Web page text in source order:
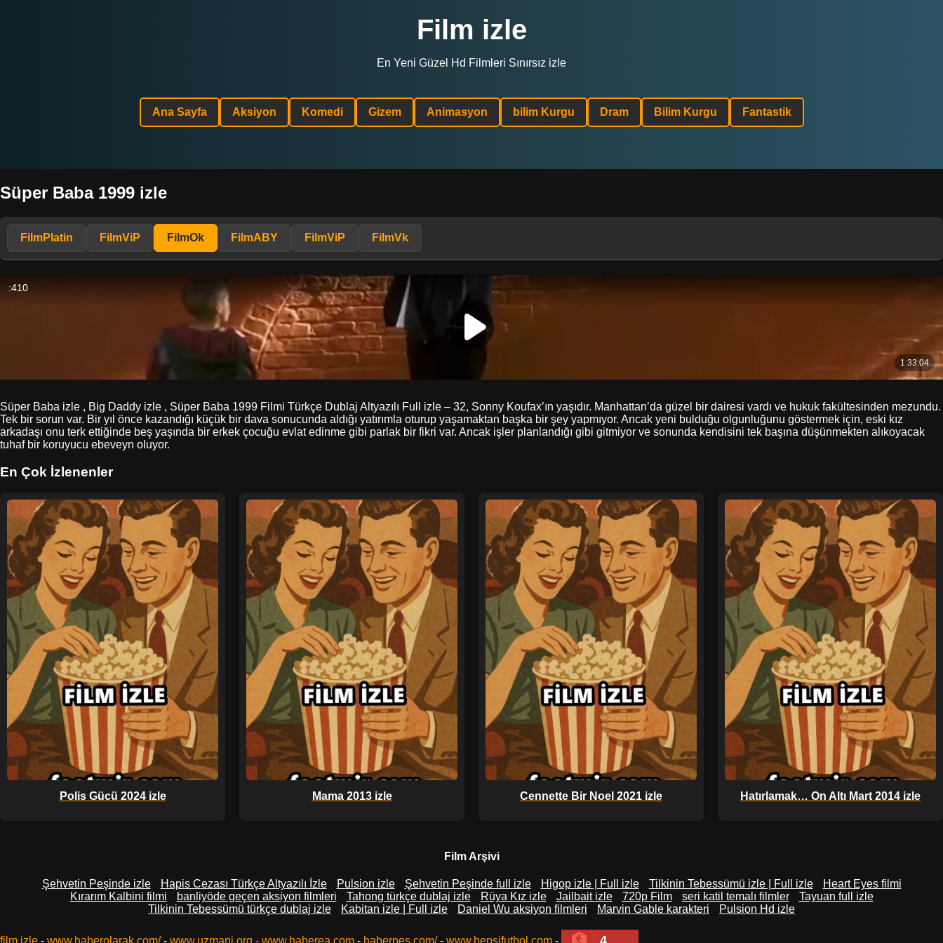
Film izle
En Yeni Güzel Hd Filmleri Sınırsız izle
Ana Sayfa Aksiyon Komedi Gizem Animasyon bilim Kurgu Dram Bilim Kurgu Fantastik
Süper Baba 1999 izle
FilmPlatin FilmViP FilmOk FilmABY FilmViP FilmVk
Süper Baba izle , Big Daddy izle , Süper Baba 1999 Filmi Türkçe Dublaj Altyazılı Full izle – 32, Sonny Koufax’ın yaşıdır. Manhattan’da güzel bir dairesi vardı ve hukuk fakültesinden mezundu.
Tek bir sorun var. Bir yıl önce kazandığı küçük bir dava sonucunda aldığı yatırımla oturup yaşamaktan başka bir şey yapmıyor. Ancak yeni bulduğu olgunluğunu göstermek için, eski kız
arkadaşı onu terk ettiğinde beş yaşında bir erkek çocuğu evlat edinme gibi parlak bir fikri var. Ancak işler planlandığı gibi gitmiyor ve sonunda kendisini tek başına düşünmekten alıkoyacak
tuhaf bir koruyucu ebeveyn oluyor.
En Çok İzlenenler
Polis Gücü 2024 izle Mama 2013 izle Cennette Bir Noel 2021 izle Hatırlamak… On Altı Mart 2014 izle
Film Arşivi
Şehvetin Peşinde izle Hapis Cezası Türkçe Altyazılı İzle Pulsion izle Şehvetin Peşinde full izle Higop izle | Full izle Tilkinin Tebessümü izle | Full izle
Heart Eyes filmi
Kırarım Kalbini filmi
banliyöde geçen aksiyon filmleri Tahong türkçe dublaj izle Rüya Kız izle Jailbait izle 720p Film seri katil temalı filmler
Tayuan full izle
Tilkinin Tebessümü türkçe dublaj izle
Kabitan izle | Full izle Daniel Wu aksiyon filmleri Marvin Gable karakteri Pulsion Hd izle
film izle - www.haberolarak.com/- www.uzmani.org - www.haberea.com - haberpes.com/- www.hepsifutbol.com - 4